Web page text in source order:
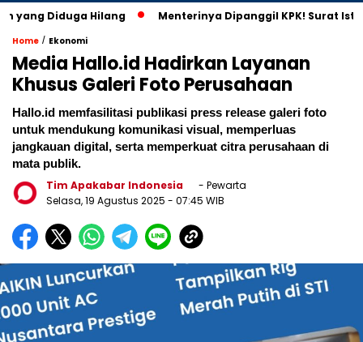
Hilang Menterinya Dipanggil KPK! Surat Istri Menteri
Home / Ekonomi
Media Hallo.id Hadirkan Layanan
Khusus Galeri Foto Perusahaan
Hallo.id memfasilitasi publikasi press release galeri foto
untuk mendukung komunikasi visual, memperluas
jangkauan digital, serta memperkuat citra perusahaan di
mata publik.
Tim Apakabar Indonesia
- Pewarta
Selasa, 19 Agustus 2025 - 07:45 WIB